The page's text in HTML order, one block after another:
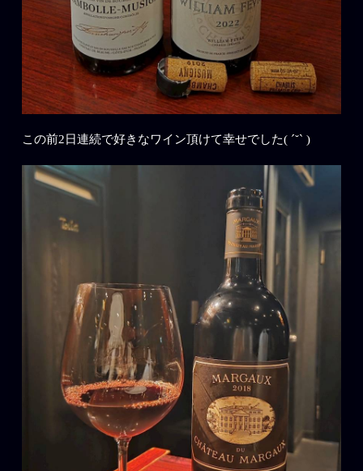
この前2日連続で好きなワイン頂けて幸せでした( ´˘` )